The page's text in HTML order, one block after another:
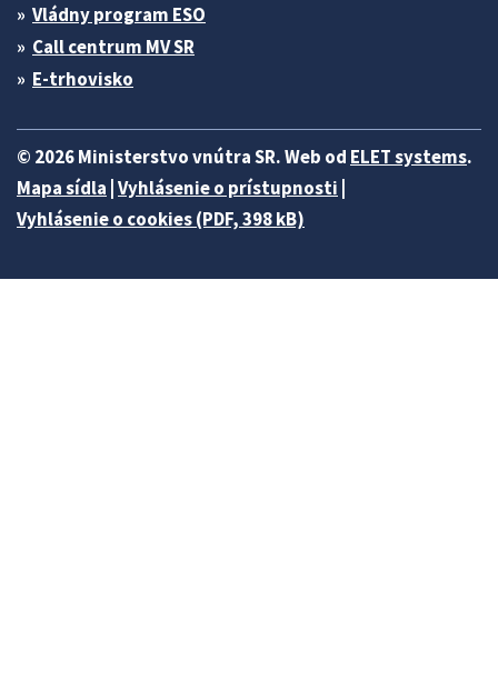
Vládny program ESO
Call centrum MV SR
E-trhovisko
© 2026 Ministerstvo vnútra SR. Web od ELET systems.
Mapa sídla Vyhlásenie o prístupnosti
Vyhlásenie o cookies (PDF, 398 kB)